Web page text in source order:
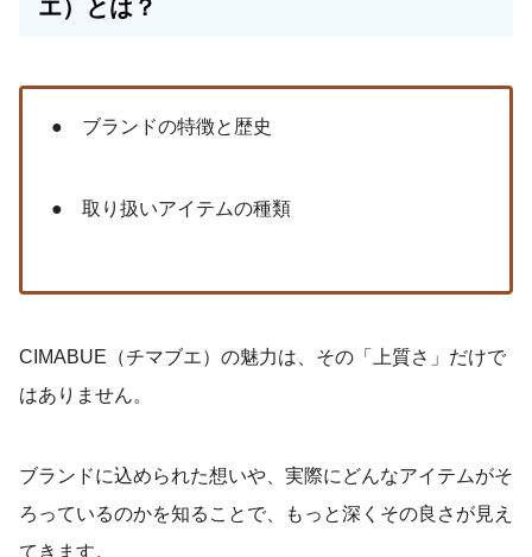
エ）とは？
● ブランドの特徴と歴史
● 取り扱いアイテムの種類
CIMABUE（チマブエ）の魅力は、その「上質さ」だけで
はありません。
ブランドに込められた想いや、実際にどんなアイテムがそ
ろっているのかを知ることで、もっと深くその良さが見え
てきます。